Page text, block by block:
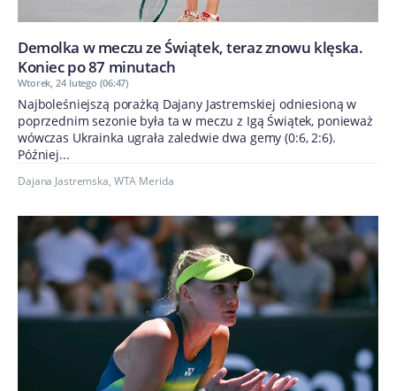
Demolka w meczu ze Świątek, teraz znowu klęska.
Koniec po 87 minutach
Wtorek, 24 lutego (06:47)
Najboleśniejszą porażką Dajany Jastremskiej odniesioną w
poprzednim sezonie była ta w meczu z Igą Świątek, ponieważ
wówczas Ukrainka ugrała zaledwie dwa gemy (0:6, 2:6).
Później...
Dajana Jastremska, WTA Merida